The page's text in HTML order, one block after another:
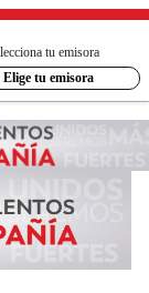
tu emisora
Elige tu emisora